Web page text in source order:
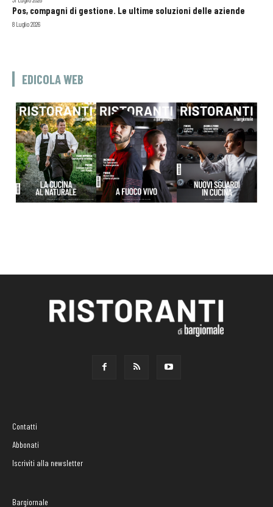
Pos, compagni di gestione. Le ultime soluzioni delle aziende
8 Luglio 2026
EDICOLA WEB
Contatti
Abbonati
Iscriviti alla newsletter
Bargiornale